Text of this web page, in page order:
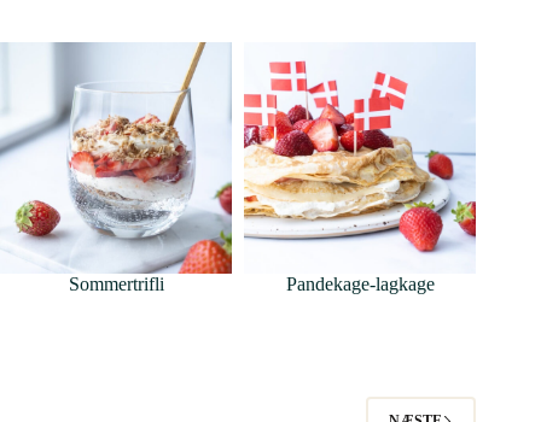
Sommertrifli Pandekage-lagkage